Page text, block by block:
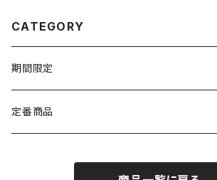
CATEGORY
期間限定
TEXTILE
定番商品